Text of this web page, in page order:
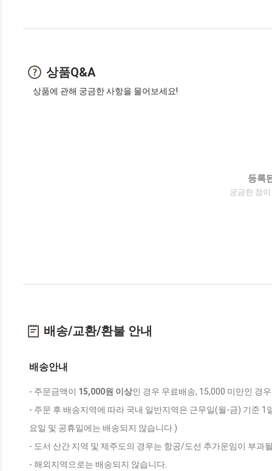
상품Q&A
상품에 관해 궁금한 사항을 물어보세요!
등록
궁금한 점
배송/교환/환불 안내
배송안내
- 주문금액이 15,000원 이상인 경우 무료배송, 15,000 미만인 경
- 주문 후 배송지역에 따라 국내 일반지역은 근무일(월-금) 기준
요일 및 공휴일에는 배송되지 않습니다.)
- 도서 산간 지역 및 제주도의 경우는 항공/도선 추가운임이 부과
- 해외지역으로는 배송되지 않습니다.